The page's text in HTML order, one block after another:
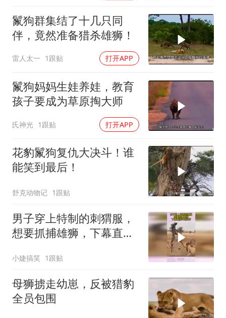
鬣狗群集结了十几只同
伴，竟然准备猎杀雄狮！
雷人太一 1跟贴 打开APP
鬣狗妈妈生娃养娃，教育
孩子要成为草原掏大师
氏神光 1跟贴 打开APP
花豹鬣狗复仇大决斗！谁
能笑到最后！
舒克动物记 1跟贴
男子穿上特制的刺猬服，
想要抓捕雄狮，下幕直接
小婕搞笑 1跟贴
母狮掳走幼崽，反被猎豹
全员包围